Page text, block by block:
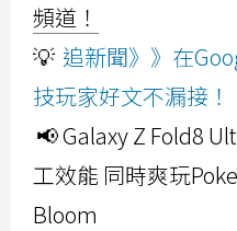
頻道！
💡 追新聞》》在
技玩家好文不漏接！
📢 Galaxy Z Fold8
工效能 同時爽玩
Bloom